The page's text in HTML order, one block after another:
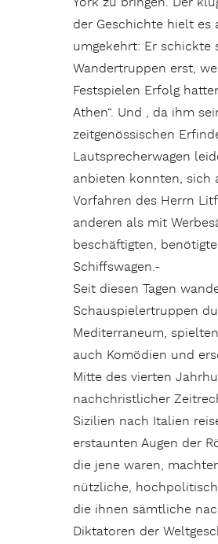
der Geschichte hielt es
umgekehrt: Er schickte
Wandertruppen erst,
Festspielen Erfolg
Athen“. Und , da ihm
zeitgenössischen
Lautsprecherwagen
anbieten konnten, sich
Vorfahren des Herrn
anderen als mit
beschäftigten,
Schiffswagen.-
Seit diesen Tagen
Schauspielertruppen
Mediterraneum,
auch Komödien und
Mitte des vierten
nachchristlicher
Sizilien nach Italien
erstaunten Augen der
die jene waren,
nützliche,
die ihnen sämtliche
Diktatoren der